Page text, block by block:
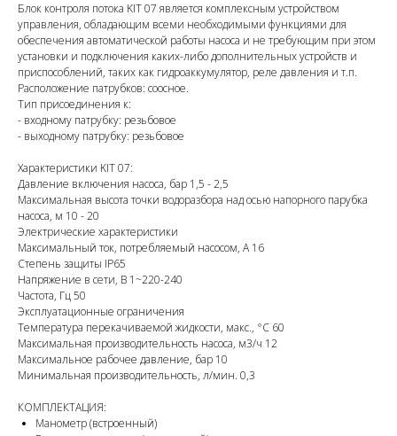
Блок контроля потока KIT 07 является комплексным устройством
управления, обладающим всеми необходимыми функциями для
обеспечения автоматической работы насоса и не требующим при этом
установки и подключения каких-либо дополнительных устройств и
приспособлений, таких как гидроаккумулятор, реле давления и т.п.
Расположение патрубков: соосное.
Тип присоединения к:
- входному патрубку: резьбовое
- выходному патрубку: резьбовое
Характеристики KIT 07:
Давление включения насоса, бар 1,5 - 2,5
Максимальная высота точки водоразбора над осью напорного парубка
насоса, м 10 - 20
Электрические характеристики
Максимальный ток, потребляемый насосом, А 16
Степень защиты IP65
Напряжение в сети, В 1~220-240
Частота, Гц 50
Эксплуатационные ограничения
Температура перекачиваемой жидкости, макс., °C 60
Максимальная производительность насоса, м3/ч 12
Максимальное рабочее давление, бар 10
Минимальная производительность, л/мин. 0,3
КОМПЛЕКТАЦИЯ:
Манометр (встроенный)